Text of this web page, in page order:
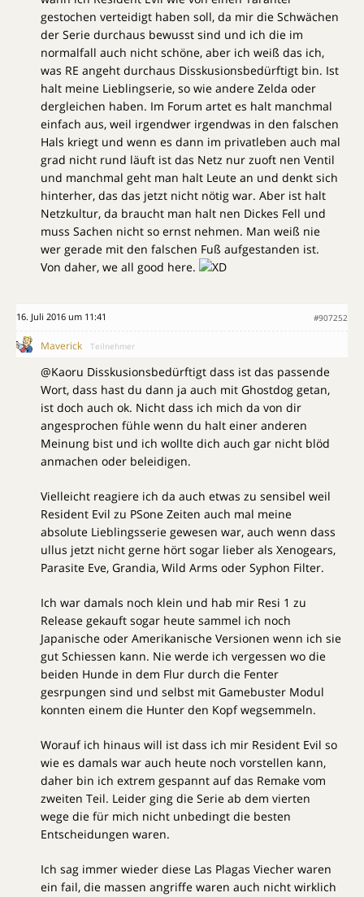
gestochen verteidigt haben soll, da mir die Schwächen
der Serie durchaus bewusst sind und ich die im
normalfall auch nicht schöne, aber ich weiß das ich,
was RE angeht durchaus Disskusionsbedürftigt bin. Ist
halt meine Lieblingserie, so wie andere Zelda oder
dergleichen haben. Im Forum artet es halt manchmal
einfach aus, weil irgendwer irgendwas in den falschen
Hals kriegt und wenn es dann im privatleben auch mal
grad nicht rund läuft ist das Netz nur zuoft nen Ventil
und manchmal geht man halt Leute an und denkt sich
hinterher, das das jetzt nicht nötig war. Aber ist halt
Netzkultur, da braucht man halt nen Dickes Fell und
muss Sachen nicht so ernst nehmen. Man weiß nie
wer gerade mit den falschen Fuß aufgestanden ist.
Von daher, we all good here.
16. Juli 2016 um 11:41 #907252
Maverick Teilnehmer
@Kaoru Disskusionsbedürftigt dass ist das passende
Wort, dass hast du dann ja auch mit Ghostdog getan,
ist doch auch ok. Nicht dass ich mich da von dir
angesprochen fühle wenn du halt einer anderen
Meinung bist und ich wollte dich auch gar nicht blöd
anmachen oder beleidigen.
Vielleicht reagiere ich da auch etwas zu sensibel weil
Resident Evil zu PSone Zeiten auch mal meine
absolute Lieblingsserie gewesen war, auch wenn dass
ullus jetzt nicht gerne hört sogar lieber als Xenogears,
Parasite Eve, Grandia, Wild Arms oder Syphon Filter.
Ich war damals noch klein und hab mir Resi 1 zu
Release gekauft sogar heute sammel ich noch
Japanische oder Amerikanische Versionen wenn ich sie
gut Schiessen kann. Nie werde ich vergessen wo die
beiden Hunde in dem Flur durch die Fenter
gesrpungen sind und selbst mit Gamebuster Modul
konnten einem die Hunter den Kopf wegsemmeln.
Worauf ich hinaus will ist dass ich mir Resident Evil so
wie es damals war auch heute noch vorstellen kann,
daher bin ich extrem gespannt auf das Remake vom
zweiten Teil. Leider ging die Serie ab dem vierten
wege die für mich nicht unbedingt die besten
Entscheidungen waren.
Ich sag immer wieder diese Las Plagas Viecher waren
ein fail, die massen angriffe waren auch nicht wirklich